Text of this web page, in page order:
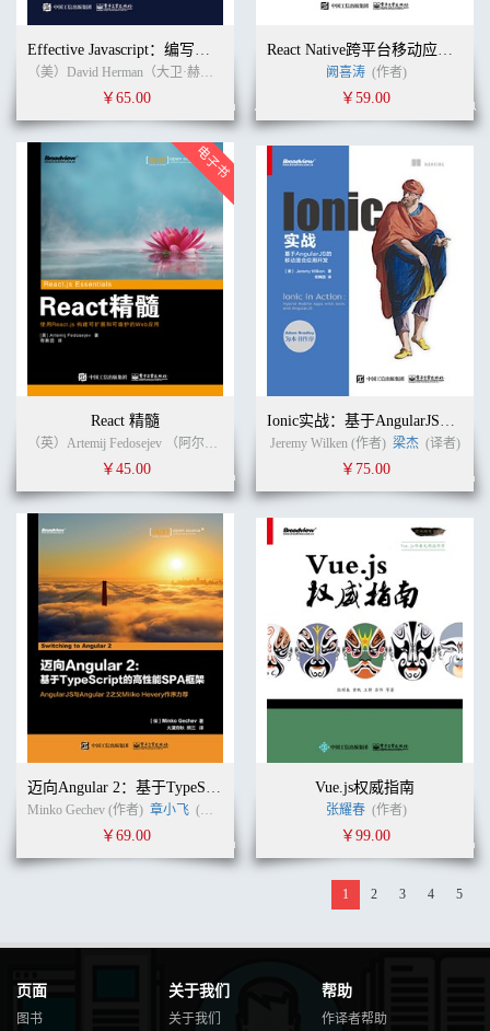
Effective Javascript：编写高质量JavaScript代码的68个有效方法 英文版
（美）David Herman（大卫·赫尔曼） (作者) 无 (译者)
￥65.00
React Native跨平台移动应用开发
阙喜涛 (作者)
￥59.00
React 精髓
（英）Artemij Fedosejev （阿尔乔姆 . 费多耶夫） (作者) 赵岩 (译者)
￥45.00
Ionic实战：基于AngularJS的移动混合应用开发
Jeremy Wilken (作者) 梁杰 (译者)
￥75.00
迈向Angular 2：基于TypeScript的高性能SPA框架
Minko Gechev (作者) 章小飞 (译者)
￥69.00
Vue.js权威指南
张耀春 (作者)
￥99.00
1 2 3 4 5
页面
图书
关于我们
关于我们
帮助
作译者帮助